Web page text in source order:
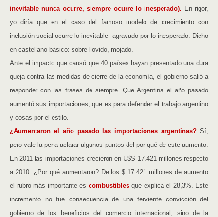
inevitable nunca ocurre, siempre ocurre lo inesperado). En rigor,
yo diría que en el caso del famoso modelo de crecimiento con
inclusión social ocurre lo inevitable, agravado por lo inesperado. Dicho
en castellano básico: sobre llovido, mojado.
Ante el impacto que causó que 40 países hayan presentado una dura
queja contra las medidas de cierre de la economía, el gobierno salió a
responder con las frases de siempre. Que Argentina el año pasado
aumentó sus importaciones, que es para defender el trabajo argentino
y cosas por el estilo.
¿Aumentaron el año pasado las importaciones argentinas? Sí,
pero vale la pena aclarar algunos puntos del por qué de este aumento.
En 2011 las importaciones crecieron en U$S 17.421 millones respecto
a 2010. ¿Por qué aumentaron? De los $ 17.421 millones de aumento
el rubro más importante es combustiblesque explica el 28,3%. Este
incremento no fue consecuencia de una ferviente convicción del
gobierno de los beneficios del comercio internacional, sino de la